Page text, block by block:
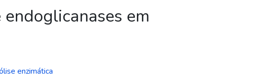
em
enzimática